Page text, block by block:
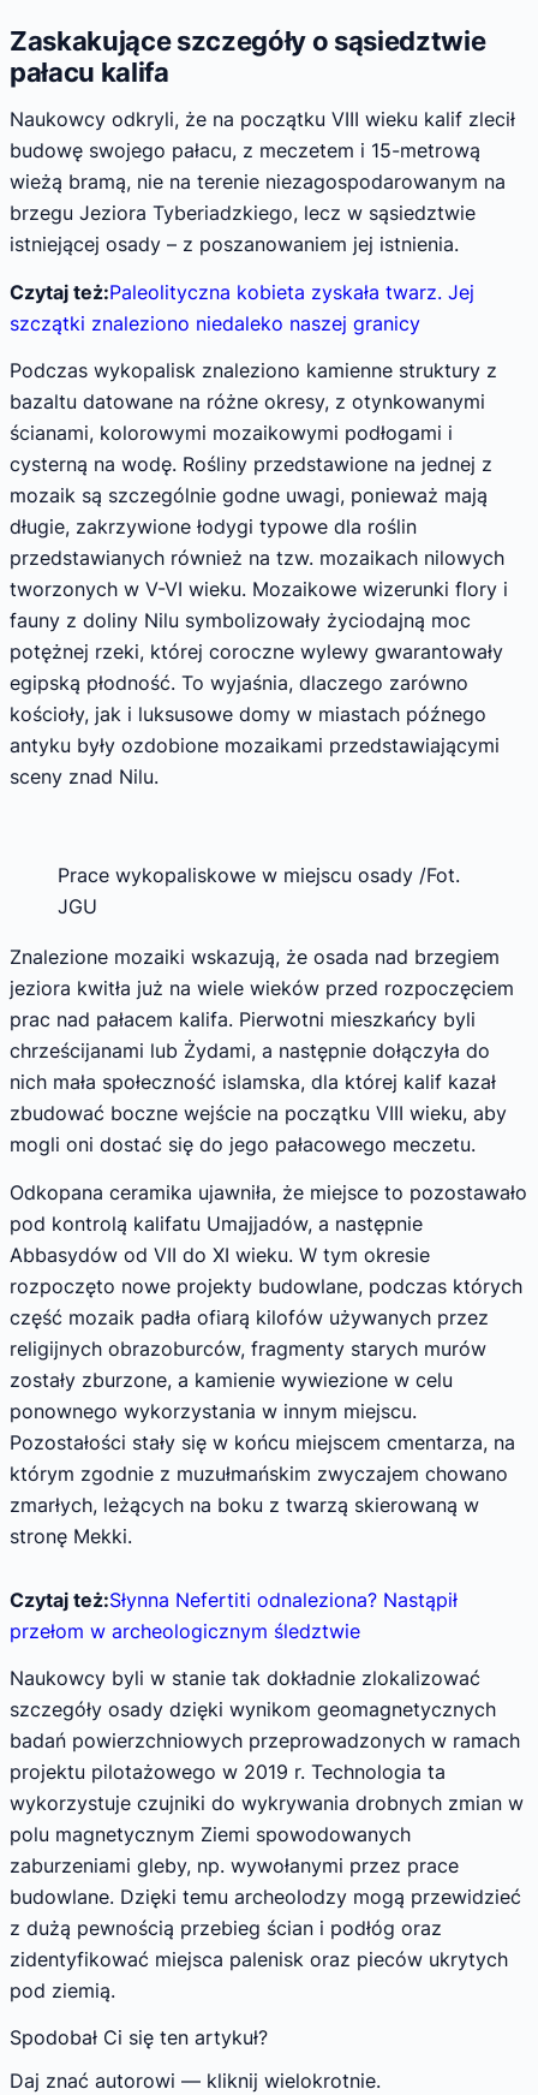
Zaskakujące szczegóły o sąsiedztwie
pałacu kalifa
Naukowcy odkryli, że na początku VIII wieku kalif zlecił
budowę swojego pałacu, z meczetem i 15-metrową
wieżą bramą, nie na terenie niezagospodarowanym na
brzegu Jeziora Tyberiadzkiego, lecz w sąsiedztwie
istniejącej osady – z poszanowaniem jej istnienia.
Czytaj też:Paleolityczna kobieta zyskała twarz. Jej
szczątki znaleziono niedaleko naszej granicy
Podczas wykopalisk znaleziono kamienne struktury z
bazaltu datowane na różne okresy, z otynkowanymi
ścianami, kolorowymi mozaikowymi podłogami i
cysterną na wodę. Rośliny przedstawione na jednej z
mozaik są szczególnie godne uwagi, ponieważ mają
długie, zakrzywione łodygi typowe dla roślin
przedstawianych również na tzw. mozaikach nilowych
tworzonych w V-VI wieku. Mozaikowe wizerunki flory i
fauny z doliny Nilu symbolizowały życiodajną moc
potężnej rzeki, której coroczne wylewy gwarantowały
egipską płodność. To wyjaśnia, dlaczego zarówno
kościoły, jak i luksusowe domy w miastach późnego
antyku były ozdobione mozaikami przedstawiającymi
sceny znad Nilu.
Prace wykopaliskowe w miejscu osady /Fot.
JGU
Znalezione mozaiki wskazują, że osada nad brzegiem
jeziora kwitła już na wiele wieków przed rozpoczęciem
prac nad pałacem kalifa. Pierwotni mieszkańcy byli
chrześcijanami lub Żydami, a następnie dołączyła do
nich mała społeczność islamska, dla której kalif kazał
zbudować boczne wejście na początku VIII wieku, aby
mogli oni dostać się do jego pałacowego meczetu.
Odkopana ceramika ujawniła, że miejsce to pozostawało
pod kontrolą kalifatu Umajjadów, a następnie
Abbasydów od VII do XI wieku. W tym okresie
rozpoczęto nowe projekty budowlane, podczas których
część mozaik padła ofiarą kilofów używanych przez
religijnych obrazoburców, fragmenty starych murów
zostały zburzone, a kamienie wywiezione w celu
ponownego wykorzystania w innym miejscu.
Pozostałości stały się w końcu miejscem cmentarza, na
którym zgodnie z muzułmańskim zwyczajem chowano
zmarłych, leżących na boku z twarzą skierowaną w
stronę Mekki.
Czytaj też:Słynna Nefertiti odnaleziona? Nastąpił
przełom w archeologicznym śledztwie
Naukowcy byli w stanie tak dokładnie zlokalizować
szczegóły osady dzięki wynikom geomagnetycznych
badań powierzchniowych przeprowadzonych w ramach
projektu pilotażowego w 2019 r. Technologia ta
wykorzystuje czujniki do wykrywania drobnych zmian w
polu magnetycznym Ziemi spowodowanych
zaburzeniami gleby, np. wywołanymi przez prace
budowlane. Dzięki temu archeolodzy mogą przewidzieć
z dużą pewnością przebieg ścian i podłóg oraz
zidentyfikować miejsca palenisk oraz pieców ukrytych
pod ziemią.
Spodobał Ci się ten artykuł?
Daj znać autorowi — kliknij wielokrotnie.